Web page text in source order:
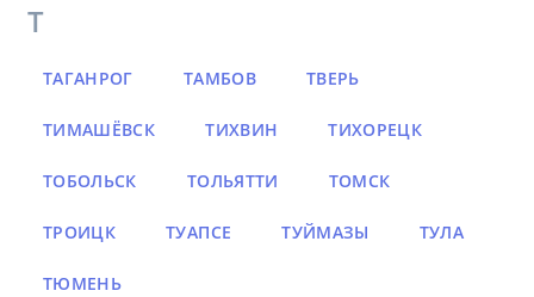
Т
ТАГАНРОГ ТАМБОВ ТВЕРЬ
ТИМАШЁВСК ТИХВИН ТИХОРЕЦК
ТОБОЛЬСК ТОЛЬЯТТИ ТОМСК
ТРОИЦК ТУАПСЕ ТУЙМАЗЫ ТУЛА
ТЮМЕНЬ